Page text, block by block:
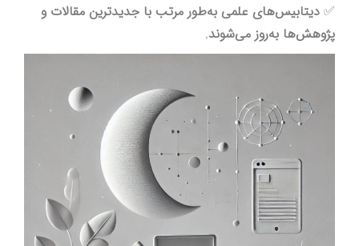
✅ دیتابیس‌های علمی به‌طور مرتب با جدیدترین مقالات و
پژوهش‌ها به‌روز می‌شوند.